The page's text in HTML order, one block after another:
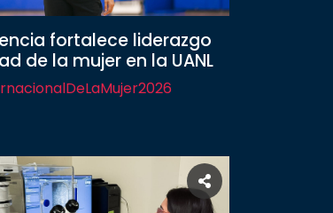
fortalece liderazgo
de la mujer en la UANL